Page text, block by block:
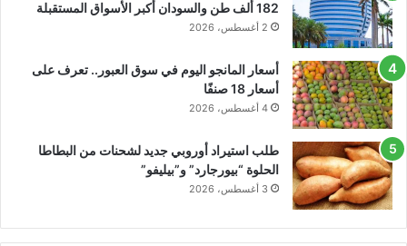
182 ألف طن والسودان أكبر الأسواق المستقبلة
2 أغسطس، 2026
أسعار المانجو اليوم في سوق العبور.. تعرف على
أسعار 18 صنفًا
4 أغسطس، 2026
طلب استيراد أوروبي جديد لشحنات من البطاطا
الحلوة “بيورجارد” و”بيليفو”
3 أغسطس، 2026